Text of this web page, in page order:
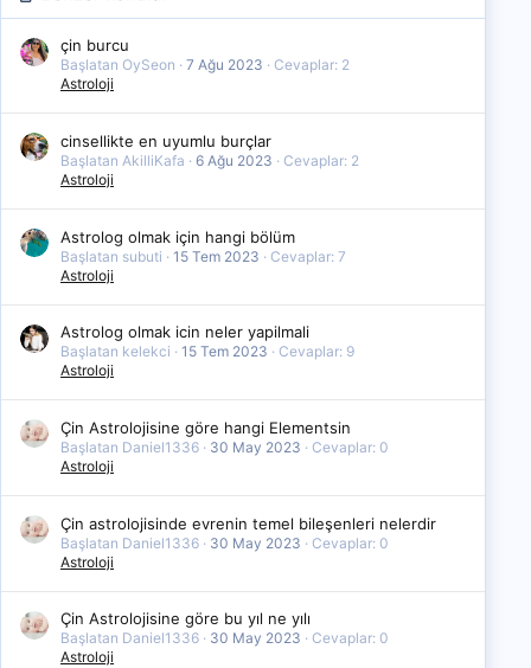
çin burcu
Başlatan OySeon 7 Ağu 2023
Cevaplar: 2
Astroloji
cinsellikte en uyumlu burçlar
Başlatan AkilliKafa 6 Ağu 2023
Cevaplar: 2
Astroloji
Astrolog olmak için hangi bölüm
Başlatan subuti 15 Tem 2023
Cevaplar: 7
Astroloji
Astrolog olmak icin neler yapilmali
Başlatan kelekci 15 Tem 2023
Cevaplar: 9
Astroloji
Çin Astrolojisine göre hangi Elementsin
Başlatan Daniel1336 30 May 2023
Cevaplar: 0
Astroloji
Çin astrolojisinde evrenin temel bileşenleri nelerdir
Başlatan Daniel1336 30 May 2023
Cevaplar: 0
Astroloji
Çin Astrolojisine göre bu yıl ne yılı
Başlatan Daniel1336 30 May 2023
Cevaplar: 0
Astroloji